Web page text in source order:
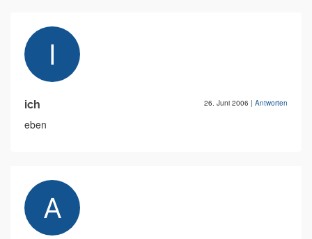
ich 26. Juni 2006 | Antworten
eben